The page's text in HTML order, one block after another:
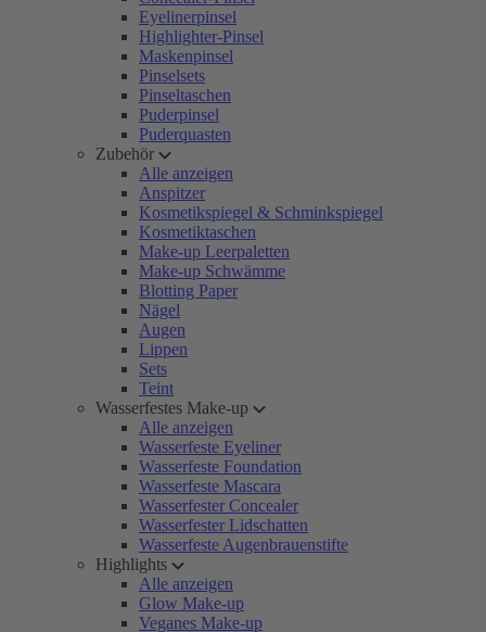
Eyelinerpinsel
Highlighter-Pinsel
Maskenpinsel
Pinselsets
Pinseltaschen
Puderpinsel
Puderquasten
Zubehör
Alle anzeigen
Anspitzer
Kosmetikspiegel & Schminkspiegel
Kosmetiktaschen
Make-up Leerpaletten
Make-up Schwämme
Blotting Paper
Nägel
Augen
Lippen
Sets
Teint
Wasserfestes Make-up
Alle anzeigen
Wasserfeste Eyeliner
Wasserfeste Foundation
Wasserfeste Mascara
Wasserfester Concealer
Wasserfester Lidschatten
Wasserfeste Augenbrauenstifte
Highlights
Alle anzeigen
Glow Make-up
Veganes Make-up